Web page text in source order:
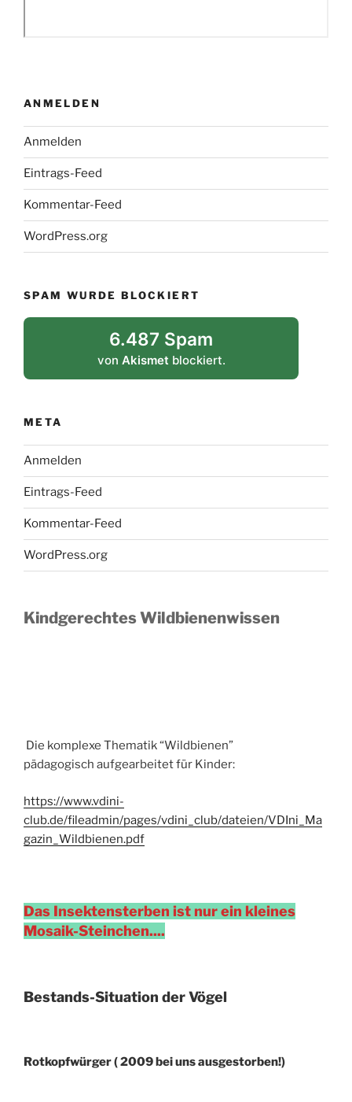
ANMELDEN
Anmelden
Eintrags-Feed
Kommentar-Feed
WordPress.org
SPAM WURDE BLOCKIERT
6.487 Spam
von Akismet blockiert.
META
Anmelden
Eintrags-Feed
Kommentar-Feed
WordPress.org
Kindgerechtes Wildbienenwissen
Die komplexe Thematik “Wildbienen”
pädagogisch aufgearbeitet für Kinder:
https://www.vdini-
club.de/fileadmin/pages/vdini_club/dateien/VDIni_Ma
gazin_Wildbienen.pdf
Das Insektensterben ist nur ein kleines
Mosaik-Steinchen....
Bestands-Situation der Vögel
Rotkopfwürger ( 2009 bei uns ausgestorben!)